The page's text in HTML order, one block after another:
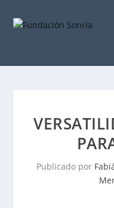
Publicado por